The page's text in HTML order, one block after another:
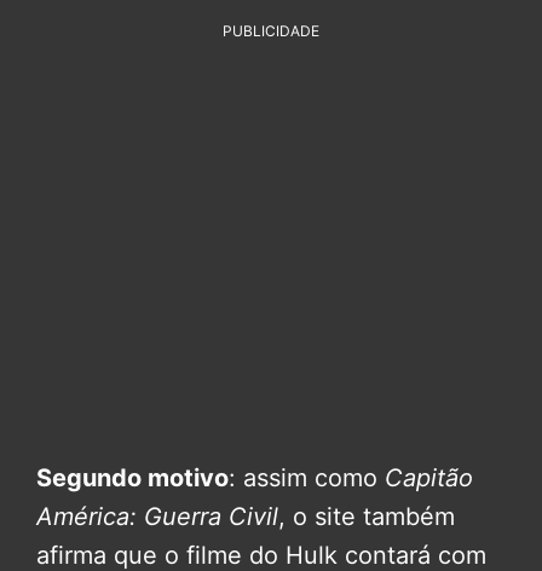
PUBLICIDADE
Segundo motivo: assim como Capitão
América: Guerra Civil, o site também
afirma que o filme do Hulk contará com